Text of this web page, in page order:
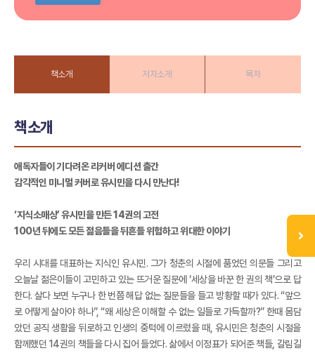
책소개 저자소개 목차
책소개
애독자들이 기다려온 리커버 에디션 출간
감각적인 미니멀 커버로 유시민을 다시 만난다!
‘지식소매상’ 유시민을 만든 14권의 고전
100년 뒤에도 모든 젊음들을 뒤흔들 위험하고 위대한 이야기
우리 시대를 대표하는 지식인 유시민. 그가 청춘의 시절에 품었던 의문들 그리고
오늘날 젊은이들이 고민하고 있는 뜨거운 질문에 ‘세상을 바꾼 한 권의 책’으로 답
한다. 살다 보면 누구나 한 번쯤 해답 없는 질문들을 들고 방황할 때가 있다. “앞으
로 어떻게 살아야 하나”, “왜 세상은 이해할 수 없는 일들로 가득할까?” 한때 몸담
았던 공직 생활을 뒤로하고 인생의 중턱에 이르렀을 때, 유시민은 청춘의 시절을
함께했던 14권의 책들을 다시 집어 들었다. 삶에서 이정표가 되어준 책들, 갈림길